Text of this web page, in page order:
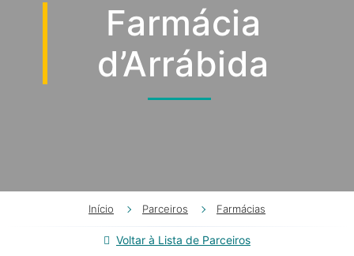
Farmácia
d’Arrábida
Início Parceiros Farmácias
Voltar à Lista de Parceiros